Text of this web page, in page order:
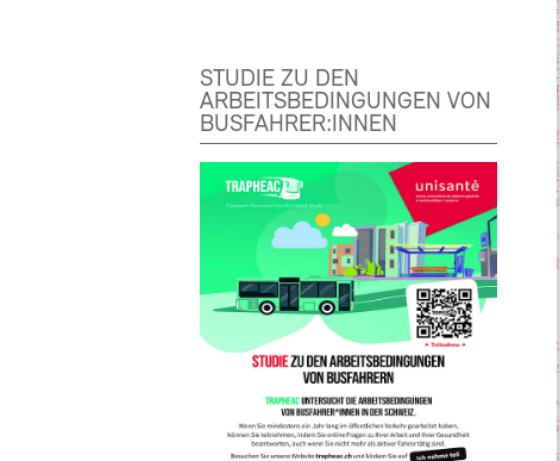
STUDIE ZU DEN
ARBEITSBEDINGUNGEN VON
BUSFAHRER:INNEN